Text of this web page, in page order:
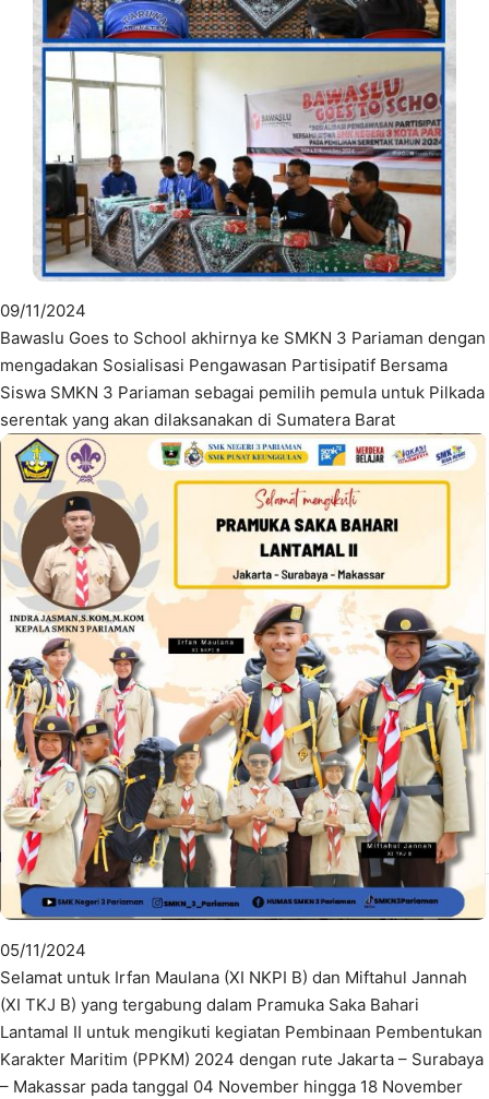
09/11/2024
Bawaslu Goes to School akhirnya ke SMKN 3 Pariaman dengan
mengadakan Sosialisasi Pengawasan Partisipatif Bersama
Siswa SMKN 3 Pariaman sebagai pemilih pemula untuk Pilkada
serentak yang akan dilaksanakan di Sumatera Barat
05/11/2024
Selamat untuk Irfan Maulana (XI NKPI B) dan Miftahul Jannah
(XI TKJ B) yang tergabung dalam Pramuka Saka Bahari
Lantamal II untuk mengikuti kegiatan Pembinaan Pembentukan
Karakter Maritim (PPKM) 2024 dengan rute Jakarta – Surabaya
– Makassar pada tanggal 04 November hingga 18 November